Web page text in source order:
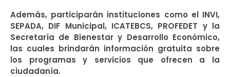
Además, participarán instituciones como el INVI,
SEPADA, DIF Municipal, ICATEBCS, PROFEDET y la
Secretaría de Bienestar y Desarrollo Económico,
las cuales brindarán información gratuita sobre
los programas y servicios que ofrecen a la
ciudadanía.